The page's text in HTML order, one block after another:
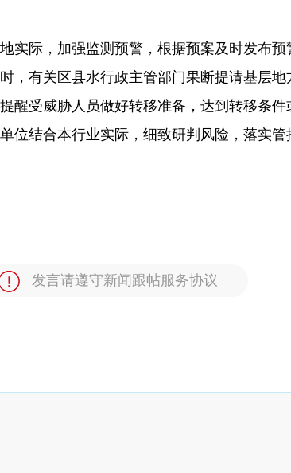
实际，加强监测预警，根据预案及时发布
，有关区县水行政主管部门果断提请基层地
醒受威胁人员做好转移准备，达到转移条
位结合本行业实际，细致研判风险，落实管
发言请遵守新闻跟帖服务协议